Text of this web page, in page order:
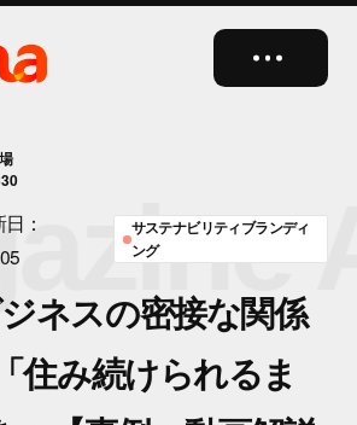
close
：
サステナビリティブランディ
ング
ネスの密接な関係
住み続けられるま